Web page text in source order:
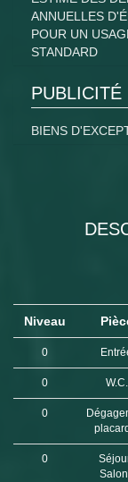
ANNUELLES
POUR UN
STANDARD
PUBLICITÉ
BIENS
Niveau
0
0 W.C.
0
0